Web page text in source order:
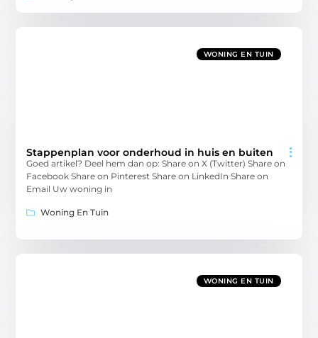
WONING EN TUIN
Stappenplan voor onderhoud in huis en buiten
Goed artikel? Deel hem dan op: Share on X (Twitter) Share on
Facebook Share on Pinterest Share on LinkedIn Share on
Email Uw woning in
Woning En Tuin
WONING EN TUIN